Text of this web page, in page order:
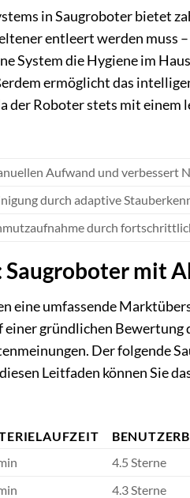
in Saugroboter bietet
entleert werden muss
System die Hygiene im
ermöglicht das
der Roboter stets mit einem
Aufwand und verbessert
durch adaptive
durch
mit
eine umfassende
gründlichen
Der folgende
Leitfaden können Sie
4.5 Sterne
4.3 Sterne